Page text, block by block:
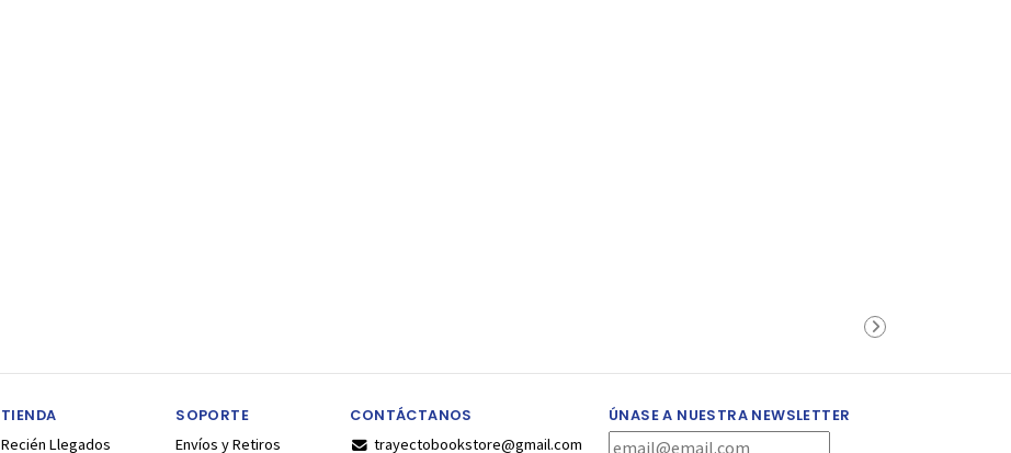
TIENDA
Recién Llegados
SOPORTE
Envíos y Retiros
CONTÁCTANOS
trayectobookstore@gmail.com
ÚNASE A NUESTRA NEWSLETTER